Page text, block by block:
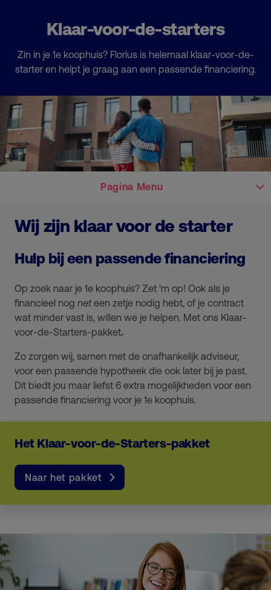
Klaar-voor-de-starters
Zin in je 1e koophuis? Florius is helemaal klaar-voor-de-
starter en helpt je graag aan een passende financiering.
Pagina Menu
Wij zijn klaar voor de starter
Hulp bij een passende financiering
Op zoek naar je 1e koophuis? Zet ‘m op! Ook als je
financieel nog neteen zetje nodig hebt, of je contract
wat minder vast is, willen we je helpen. Met ons Klaar-
voor-de-Starters-pakket.
Zo zorgen wij, samen met de onafhankelijk adviseur,
voor een passende hypotheek die ook later bij je past.
Dit biedt jou maar liefst 6 extra mogelijkheden voor een
passende financiering voor je 1e koophuis.
Het Klaar-voor-de-Starters-pakket
Naar het pakket